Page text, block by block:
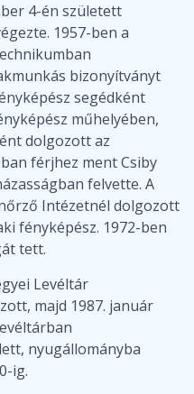
4-én született
1957-ben a
bizonyítványt
segédként
műhelyében,
dolgozott az
férjhez ment Csiby
felvette. A
Intézetnél dolgozott
fényképész. 1972-ben
tett.
Levéltár
majd 1987. január
nyugállományba
ig.